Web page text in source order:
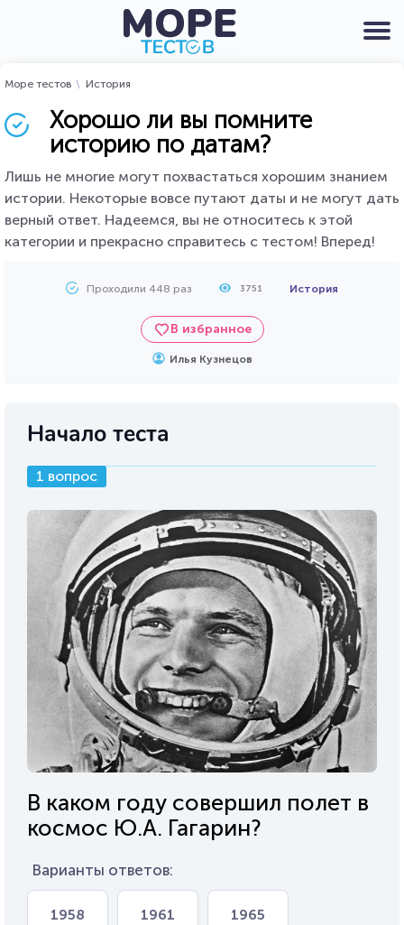
Море тестов История
Хорошо ли вы помните
историю по датам?
Лишь не многие могут похвастаться хорошим знанием
истории. Некоторые вовсе путают даты и не могут дать
верный ответ. Надеемся, вы не относитесь к этой
категории и прекрасно справитесь с тестом! Вперед!
Проходили 448 раз 3751 История
В избранное
Илья Кузнецов
Начало теста
1 вопрос
В каком году совершил полет в
космос Ю.А. Гагарин?
Варианты ответов:
1958 1961 1965